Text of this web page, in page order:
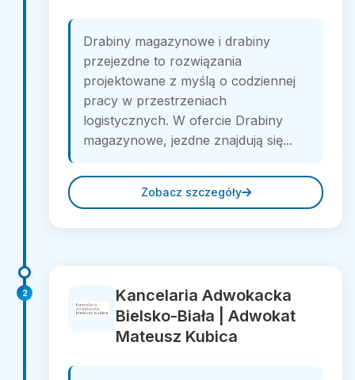
Drabiny magazynowe i drabiny
przejezdne to rozwiązania
projektowane z myślą o codziennej
pracy w przestrzeniach
logistycznych. W ofercie Drabiny
magazynowe, jezdne znajdują się...
Zobacz szczegóły
2
Kancelaria Adwokacka
Bielsko-Biała | Adwokat
Mateusz Kubica